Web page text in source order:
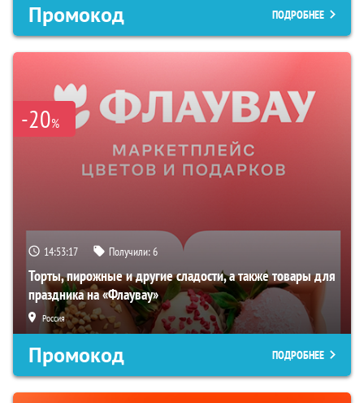
Промокод ПОДРОБНЕЕ
-20%
14:53:16 Получили:6
Торты, пирожные и другие сладости, а также товары для
праздника на «Флаувау»
Россия
Промокод ПОДРОБНЕЕ